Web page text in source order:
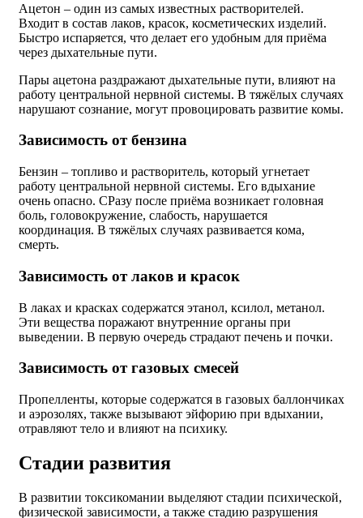
Ацетон – один из самых известных растворителей.
Входит в состав лаков, красок, косметических изделий.
Быстро испаряется, что делает его удобным для приёма
через дыхательные пути.
Пары ацетона раздражают дыхательные пути, влияют на
работу центральной нервной системы. В тяжёлых случаях
нарушают сознание, могут провоцировать развитие комы.
Зависимость от бензина
Бензин – топливо и растворитель, который угнетает
работу центральной нервной системы. Его вдыхание
очень опасно. СРазу после приёма возникает головная
боль, головокружение, слабость, нарушается
координация. В тяжёлых случаях развивается кома,
смерть.
Зависимость от лаков и красок
В лаках и красках содержатся этанол, ксилол, метанол.
Эти вещества поражают внутренние органы при
выведении. В первую очередь страдают печень и почки.
Зависимость от газовых смесей
Пропелленты, которые содержатся в газовых баллончиках
и аэрозолях, также вызывают эйфорию при вдыхании,
отравляют тело и влияют на психику.
Стадии развития
В развитии токсикомании выделяют стадии психической,
физической зависимости, а также стадию разрушения